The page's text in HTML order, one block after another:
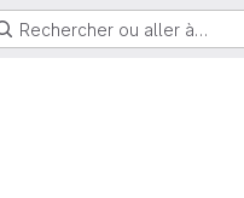
Rechercher ou aller à…